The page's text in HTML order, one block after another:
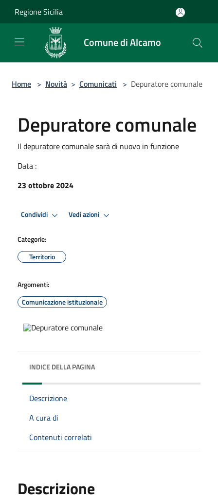
Regione Sicilia
Comune di Alcamo
Home > Novità > Comunicati > Depuratore comunale
Depuratore comunale
Il depuratore comunale sarà di nuovo in funzione
Data :
23 ottobre 2024
Condividi Vedi azioni
Categorie:
Territorio
Argomenti:
Comunicazione istituzionale
INDICE DELLA PAGINA
Descrizione
A cura di
Contenuti correlati
Descrizione